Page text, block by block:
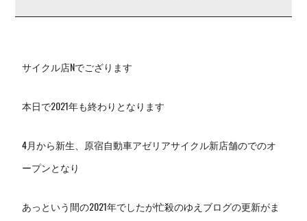
サイクル店Nでござります
本日で2021年も終わりとなります
4月から新生、原宿自動車アゼリアサイクル新店舗のでのオ
ープンとなり
あっという間の2021年でしたが忙殺のゆえブログの更新がま